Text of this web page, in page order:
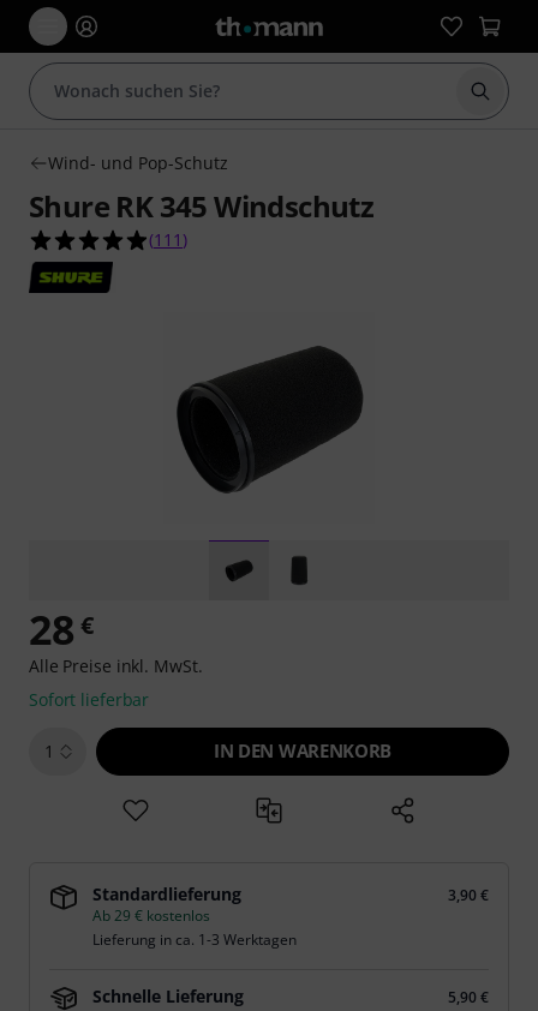
Suche
Wind- und Pop-Schutz
Shure RK 345 Windschutz
4.9 von 5 Sternen aus 111 Kundenbewertungen
(111 )
28 €
Alle Preise inkl. MwSt.
Sofort lieferbar
1 IN DEN WARENKORB
Standardlieferung
3,90 €
Ab 29 € kostenlos
Lieferung in ca. 1-3 Werktagen
Schnelle Lieferung
5,90 €